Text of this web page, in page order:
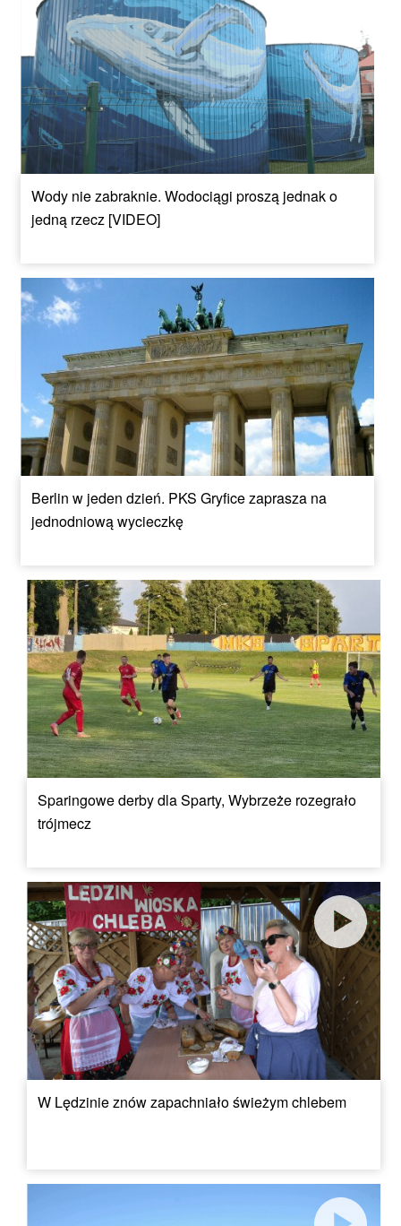
Wody nie zabraknie. Wodociągi proszą jednak o
jedną rzecz [VIDEO]
Berlin w jeden dzień. PKS Gryfice zaprasza na
jednodniową wycieczkę
Sparingowe derby dla Sparty, Wybrzeże rozegrało
trójmecz
W Lędzinie znów zapachniało świeżym chlebem